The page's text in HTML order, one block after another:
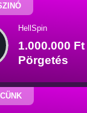
HellSpin
1.000.000
Pörgetés